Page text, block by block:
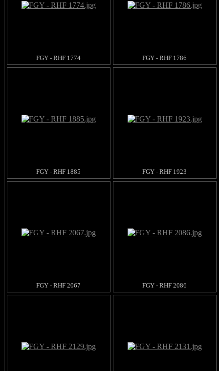
FGY - RHF 1774 FGY - RHF 1786
FGY - RHF 1885 FGY - RHF 1923
FGY - RHF 2067 FGY - RHF 2086